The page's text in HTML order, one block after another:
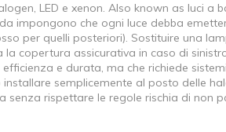
LED e xenon. Also known as luci a
impongono che ogni luce debba
per quelli posteriori). Sostituire una
copertura assicurativa in caso di
e durata, ma che richiede
installare semplicemente al posto delle
rispettare le regole rischia di non